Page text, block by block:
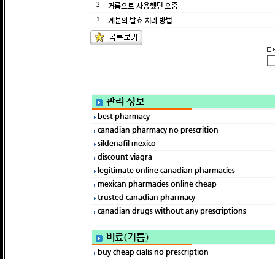
2 거름으로 사용했던 오줌
1 계분의 발효 처리 방법
관리 정보
best pharmacy
canadian pharmacy no prescrition
sildenafil mexico
discount viagra
legitimate online canadian pharmacies
mexican pharmacies online cheap
trusted canadian pharmacy
canadian drugs without any prescriptions
비료(거름)
buy cheap cialis no prescription